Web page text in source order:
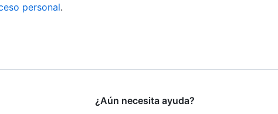
personal.
¿Aún necesita ayuda?